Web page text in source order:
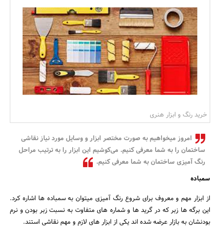
بانک، بیمه و سرمایه
مسکن و ساختمان
خرید رنگ و ابزار هنری
امروز میخواهیم به صورت مختصر ابزار و وسایل مورد نیاز نقاشی
ساختمان را به شما معرفی کنیم. می‌کوشیم این ابزار را به ترتیب مراحل
رنگ آمیزی ساختمان به شما معرفی کنیم.
سمباده
از ابزار مهم و معروف برای شروع رنگ آمیزی میتوان به سمباده ها اشاره کرد.
این برگه ها زبر که در گرید ها و شماره های متفاوت به نسبت زبر بودن و نرم
بودنشان به بازار عرضه شده اند یکی از ابزار های لازم و مهم نقاشی استند.